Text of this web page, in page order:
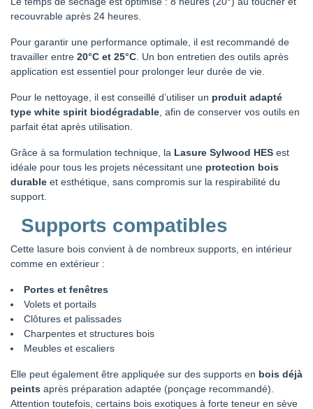
recouvrable après 24 heures.
Pour garantir une performance optimale, il est recommandé de
travailler entre 20°C et 25°C . Un bon entretien des outils après
application est essentiel pour prolonger leur durée de vie.
Pour le nettoyage, il est conseillé d’utiliser un produit adapté
type white spirit biodégradable , afin de conserver vos outils en
parfait état après utilisation.
Grâce à sa formulation technique, la Lasure Sylwood HES est
idéale pour tous les projets nécessitant une protection bois
durable et esthétique, sans compromis sur la respirabilité du
support.
Supports compatibles
Cette lasure bois convient à de nombreux supports, en intérieur
comme en extérieur :
Portes et fenêtres
Volets et portails
Clôtures et palissades
Charpentes et structures bois
Meubles et escaliers
Elle peut également être appliquée sur des supports en bois déjà
peints après préparation adaptée (ponçage recommandé).
Attention toutefois, certains bois exotiques à forte teneur en sève